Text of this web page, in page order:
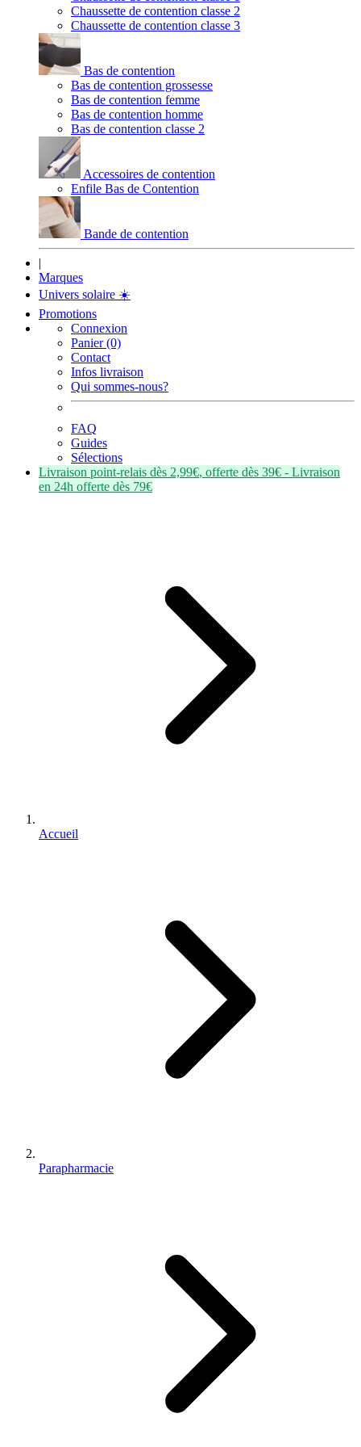
Chaussette de contention classe 2
Chaussette de contention classe 3
Bas de contention
Bas de contention grossesse
Bas de contention femme
Bas de contention homme
Bas de contention classe 2
Accessoires de contention
Enfile Bas de Contention
Bande de contention
|
Marques
Univers solaire ☀️
Promotions
Connexion
Panier (0)
Contact
Infos livraison
Qui sommes-nous?
FAQ
Guides
Sélections
Livraison point-relais dès 2,99€, offerte dès 39€ - Livraison
en 24h offerte dès 79€
Accueil
Parapharmacie